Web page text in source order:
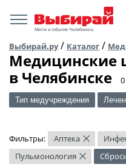
Места и события Челябинска
Выбирай.ру/ Каталог /
Медицинские
в Челябинске
Тип медучреждения
Фильтры: Аптека ×
Пульмонология ×